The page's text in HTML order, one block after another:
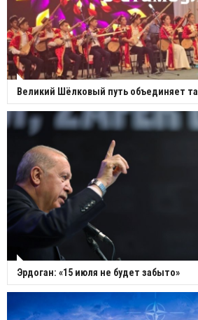
Великий Шёлковый путь объединяет
Эрдоган: «15 июля не будет забыто»